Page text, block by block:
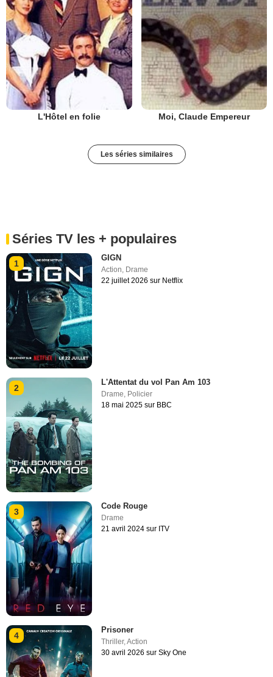
L'Hôtel en folie Moi, Claude Empereur
Les séries similaires
Séries TV les + populaires
1
GIGN
Action, Drame
22 juillet 2026 sur Netflix
2
L'Attentat du vol Pan Am 103
Drame Policier
18 mai 2025 sur BBC
3
Code Rouge
Drame
21 avril 2024 sur ITV
4
Prisoner
Thriller,Action
30 avril 2026 sur Sky One